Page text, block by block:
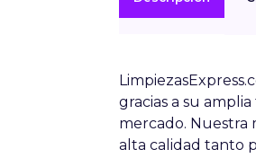
gracias a su
mercado. Nuestra
alta calidad tanto